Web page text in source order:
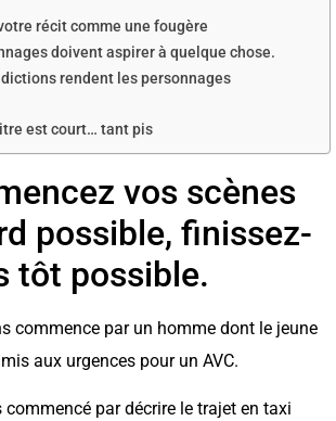
récit comme une fougère
doivent aspirer à quelque chose.
rendent les personnages
est court… tant pis
vos scènes
possible, finissez-
tôt possible.
commence par un homme dont le jeune
aux urgences pour un AVC.
commencé par décrire le trajet en taxi